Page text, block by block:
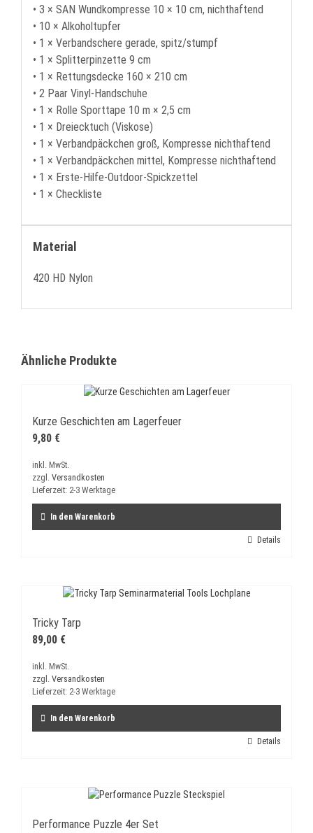
• 3 × SAN Wundkompresse 10 × 10 cm, nichthaftend
• 10 × Alkoholtupfer
• 1 × Verbandschere gerade, spitz/stumpf
• 1 × Splitterpinzette 9 cm
• 1 × Rettungsdecke 160 × 210 cm
• 2 Paar Vinyl-Handschuhe
• 1 × Rolle Sporttape 10 m × 2,5 cm
• 1 × Dreiecktuch (Viskose)
• 1 × Verbandpäckchen groß, Kompresse nichthaftend
• 1 × Verbandpäckchen mittel, Kompresse nichthaftend
• 1 × Erste-Hilfe-Outdoor-Spickzettel
• 1 × Checkliste
Material
420 HD Nylon
Ähnliche Produkte
Kurze Geschichten am Lagerfeuer
9,80 €
inkl. MwSt.
zzgl. Versandkosten
Lieferzeit: 2-3 Werktage
In den Warenkorb
Details
Tricky Tarp
89,00 €
inkl. MwSt.
zzgl. Versandkosten
Lieferzeit: 2-3 Werktage
In den Warenkorb
Details
Performance Puzzle 4er Set